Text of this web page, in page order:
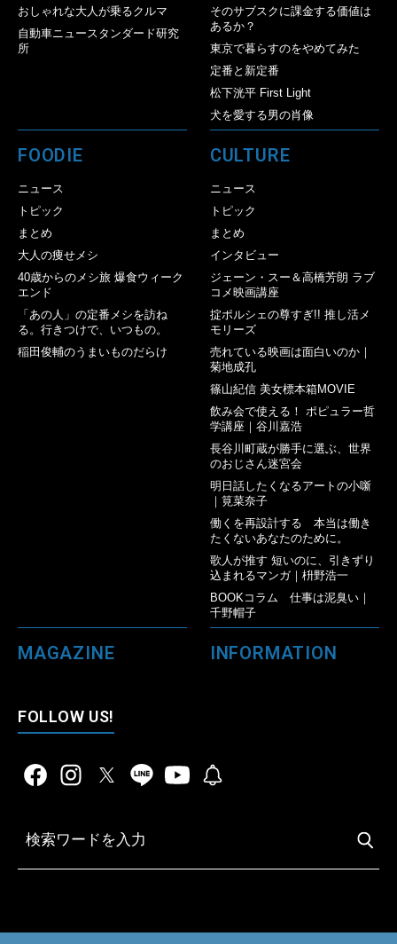
おしゃれな大人が乗るクルマ
自動車ニュースタンダード研究
所
そのサブスクに課金する価値は
あるか？
東京で暮らすのをやめてみた
定番と新定番
松下洸平 First Light
犬を愛する男の肖像
FOODIE
ニュース
トピック
まとめ
大人の痩せメシ
40歳からのメシ旅 爆食ウィーク
エンド
「あの人」の定番メシを訪ね
る。行きつけで、いつもの。
稲田俊輔のうまいものだらけ
CULTURE
ニュース
トピック
まとめ
インタビュー
ジェーン・スー＆高橋芳朗 ラブ
コメ映画講座
掟ポルシェの尊すぎ!! 推し活メ
モリーズ
売れている映画は面白いのか｜
菊地成孔
篠山紀信 美女標本箱MOVIE
飲み会で使える！ ポピュラー哲
学講座｜谷川嘉浩
長谷川町蔵が勝手に選ぶ、世界
のおじさん迷宮会
明日話したくなるアートの小噺
｜筧菜奈子
働くを再設計する 本当は働き
たくないあなたのために。
歌人が推す 短いのに、引きずり
込まれるマンガ｜枡野浩一
BOOKコラム 仕事は泥臭い｜
千野帽子
MAGAZINE INFORMATION
FOLLOW US!